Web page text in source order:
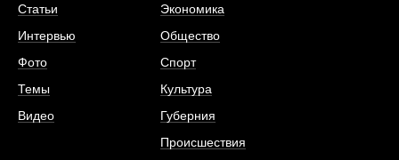
Статьи
Интервью
Фото
Темы
Видео
Экономика
Общество
Спорт
Культура
Губерния
Происшествия